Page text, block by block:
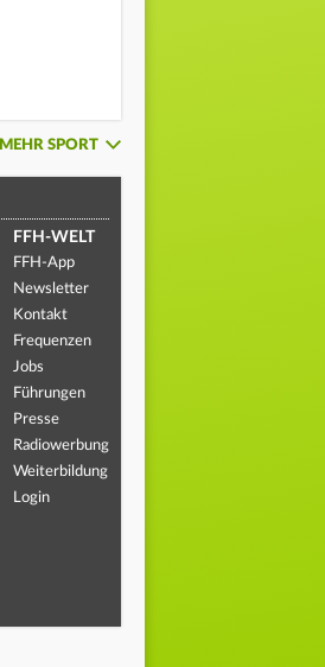
MEHR SPORT
FFH-WELT
FFH-App
Newsletter
Kontakt
Frequenzen
Jobs
Führungen
Presse
Radiowerbung
Weiterbildung
Login